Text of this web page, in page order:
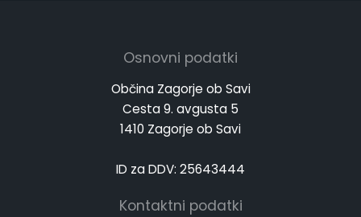
Osnovni podatki
Občina Zagorje ob Savi
Cesta 9. avgusta 5
1410 Zagorje ob Savi
ID za DDV: 25643444
Kontaktni podatki